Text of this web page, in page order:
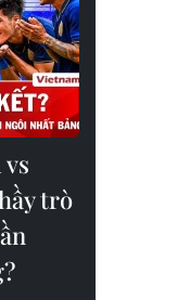
trò